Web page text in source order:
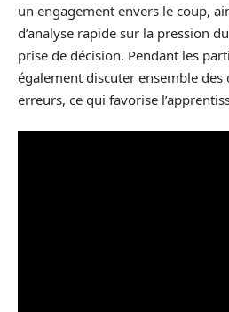
un engagement envers le coup,
d’analyse rapide sur la pression
prise de décision. Pendant les
également discuter ensemble des
erreurs, ce qui favorise